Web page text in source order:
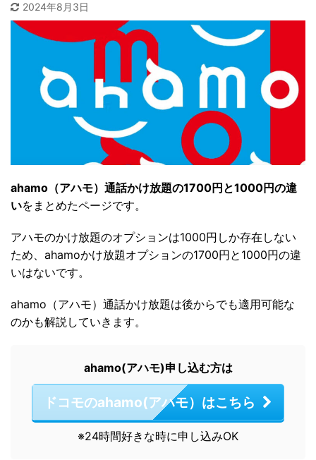
2024年8月3日
ahamo（アハモ）通話かけ放題の1700円と1000円の違
いをまとめたページです。
アハモのかけ放題のオプションは1000円しか存在しない
ため、ahamoかけ放題オプションの1700円と1000円の違
いはないです。
ahamo（アハモ）通話かけ放題は後からでも適用可能な
のかも解説していきます。
ahamo(アハモ)申し込む方は
ドコモのahamo(アハモ）はこちら
※24時間好きな時に申し込みOK